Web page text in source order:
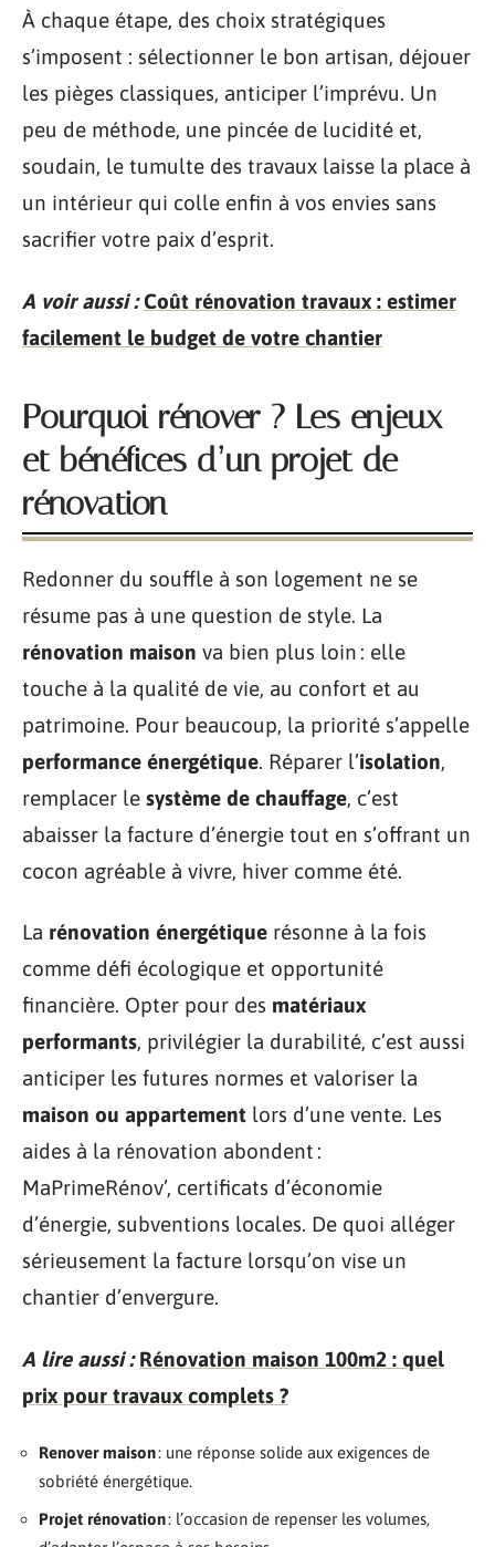
À chaque étape, des choix stratégiques
s’imposent : sélectionner le bon artisan, déjouer
les pièges classiques, anticiper l’imprévu. Un
peu de méthode, une pincée de lucidité et,
soudain, le tumulte des travaux laisse la place à
un intérieur qui colle enfin à vos envies sans
sacrifier votre paix d’esprit.
A voir aussi : Coût rénovation travaux : estimer
facilement le budget de votre chantier
Pourquoi rénover ? Les enjeux
et bénéfices d’un projet de
rénovation
Redonner du souffle à son logement ne se
résume pas à une question de style. La
rénovation maison va bien plus loin : elle
touche à la qualité de vie, au confort et au
patrimoine. Pour beaucoup, la priorité s’appelle
performance énergétique. Réparer l’isolation,
remplacer le système de chauffage, c’est
abaisser la facture d’énergie tout en s’offrant un
cocon agréable à vivre, hiver comme été.
La rénovation énergétique résonne à la fois
comme défi écologique et opportunité
financière. Opter pour des matériaux
performants, privilégier la durabilité, c’est aussi
anticiper les futures normes et valoriser la
maison ou appartement lors d’une vente. Les
aides à la rénovation abondent :
MaPrimeRénov’, certificats d’économie
d’énergie, subventions locales. De quoi alléger
sérieusement la facture lorsqu’on vise un
chantier d’envergure.
A lire aussi : Rénovation maison 100m2 : quel
prix pour travaux complets ?
Renover maison: une réponse solide aux exigences de
sobriété énergétique.
Projet rénovation: l’occasion de repenser les volumes,